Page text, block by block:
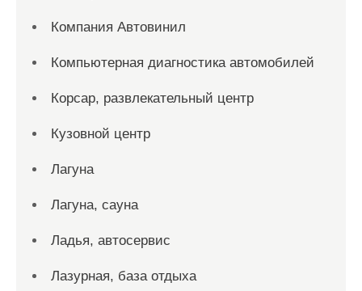
Компания Автовинил
Компьютерная диагностика автомобилей
Корсар, развлекательный центр
Кузовной центр
Лагуна
Лагуна, сауна
Ладья, автосервис
Лазурная, база отдыха